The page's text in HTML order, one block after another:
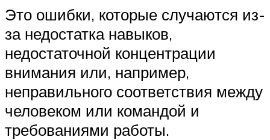
Это ошибки, которые случаются из-
за недостатка навыков,
недостаточной концентрации
внимания или, например,
неправильного соответствия между
человеком или командой и
требованиями работы.